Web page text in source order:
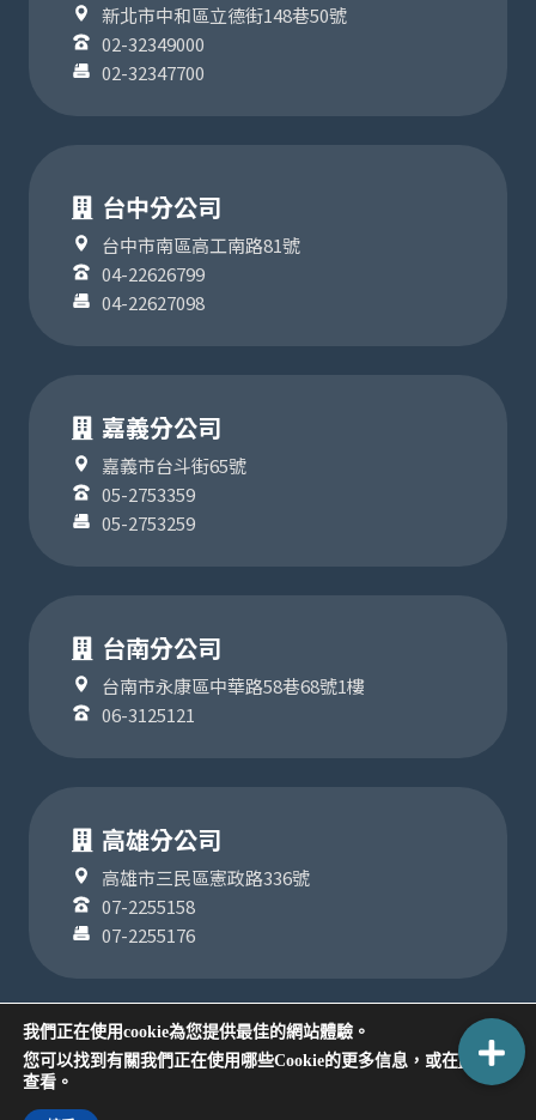
新北市中和區立德街148巷50號
02-32349000
02-32347700
台中分公司
台中市南區高工南路81號
04-22626799
04-22627098
嘉義分公司
嘉義市台斗街65號
05-2753359
05-2753259
台南分公司
台南市永康區中華路58巷68號1樓
06-3125121
高雄分公司
高雄市三民區憲政路336號
07-2255158
07-2255176
COPYRIGHT ©2024
我們正在使用cookie為您提供最佳的網站體驗。
您可以找到有關我們正在使用哪些Cookie的更多信息，或在設置 中
查看。